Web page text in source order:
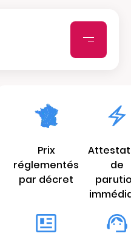
- SCA - SCCV
Herault-
été constitué
Prix
réglementés
par décret
de